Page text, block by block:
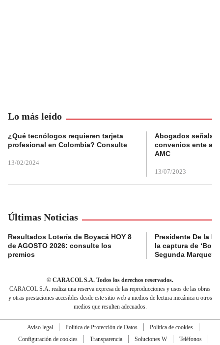
Lo más leído
¿Qué tecnólogos requieren tarjeta
profesional en Colombia? Consulte
13/02/2024
Abogados
convenios ente
AMC
13/07/2023
Últimas Noticias
Resultados Lotería de Boyacá HOY 8
de AGOSTO 2026: consulte los
premios
Presidente De la
la captura de
Segunda
© CARACOL S.A. Todos los derechos reservados.
CARACOL S.A. realiza una reserva expresa de las reproducciones y usos de las obras
y otras prestaciones accesibles desde este sitio web a medios de lectura mecánica u otros
medios que resulten adecuados.
Aviso legal Política de Protección de Datos
Política de cookies
Configuración de cookies
Transparencia Soluciones W
Teléfonos